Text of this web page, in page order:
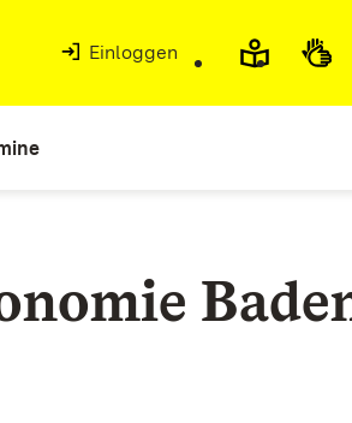
Einloggen